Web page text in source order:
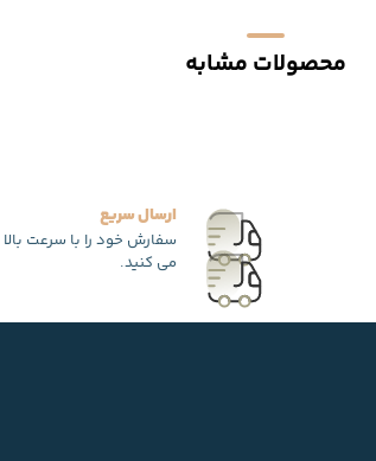
محصولات مشابه
ارسال سریع
سفارش خود را با سرعت
می کنید.